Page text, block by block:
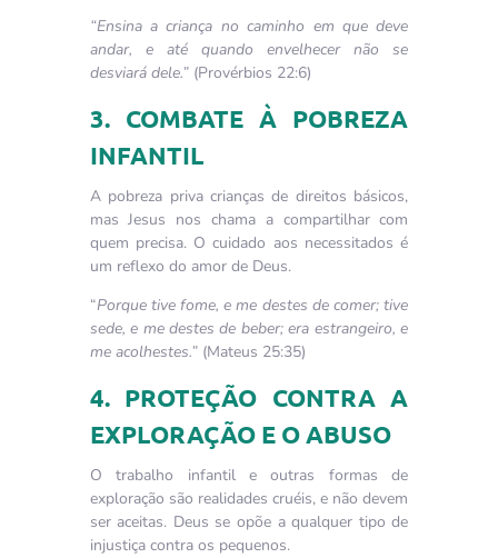
“Ensina a criança no caminho em que deve
andar, e até quando envelhecer não se
desviará dele.”(Provérbios 22:6)
3. COMBATE À POBREZA
INFANTIL
A pobreza priva crianças de direitos básicos,
mas Jesus nos chama a compartilhar com
quem precisa. O cuidado aos necessitados é
um reflexo do amor de Deus.
“Porque tive fome, e me destes de comer; tive
sede, e me destes de beber; era estrangeiro, e
me acolhestes.”(Mateus 25:35)
4. PROTEÇÃO CONTRA A
EXPLORAÇÃO E O ABUSO
O trabalho infantil e outras formas de
exploração são realidades cruéis, e não devem
ser aceitas. Deus se opõe a qualquer tipo de
injustiça contra os pequenos.